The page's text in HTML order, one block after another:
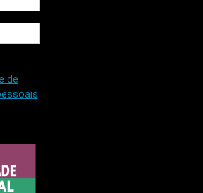
de